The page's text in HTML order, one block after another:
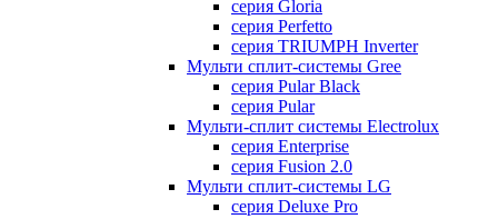
серия Gloria
серия Perfetto
серия TRIUMPH Inverter
Мульти сплит-системы Gree
серия Pular Black
серия Pular
Мульти-сплит системы Electrolux
серия Enterprise
серия Fusion 2.0
Мульти сплит-системы LG
серия Deluxe Pro